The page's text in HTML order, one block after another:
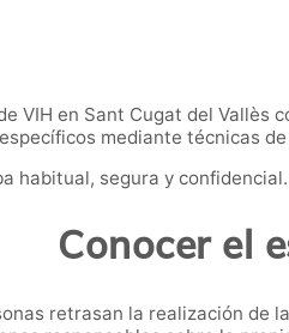
VIH en Sant Cugat del Vallès
mediante técnicas
habitual, segura y confidencial.
Conocer el
retrasan la realización de